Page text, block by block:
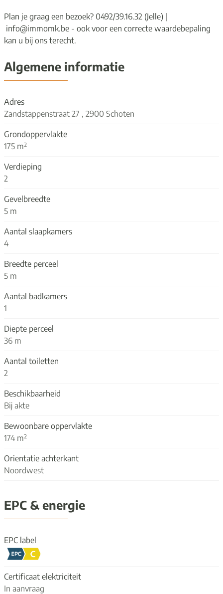
Plan je graag een bezoek? 0492/39.16.32 (Jelle) |
info@immomk.be - ook voor een correcte waardebepaling
kan u bij ons terecht.
Algemene informatie
Adres
Zandstappenstraat 27 , 2900 Schoten
Grondoppervlakte
175 m²
Verdieping
2
Gevelbreedte
5 m
Aantal slaapkamers
4
Breedte perceel
5 m
Aantal badkamers
1
Diepte perceel
36 m
Aantal toiletten
2
Beschikbaarheid
Bij akte
Bewoonbare oppervlakte
174 m²
Orientatie achterkant
Noordwest
EPC & energie
EPC label
Certificaat elektriciteit
In aanvraag